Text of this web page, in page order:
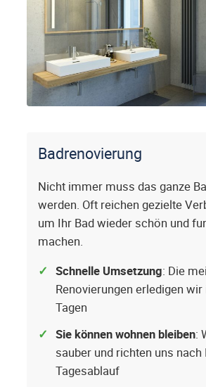
Badrenovierung
Nicht immer muss das ganze
werden. Oft reichen gezielte
um Ihr Bad wieder schön und
machen.
Schnelle Umsetzung: Die
Renovierungen erledigen wir
Tagen
Sie können wohnen bleiben:
sauber und richten uns nach
Tagesablauf